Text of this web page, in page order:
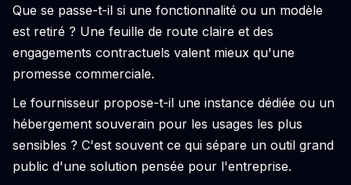
Que se passe-t-il si une fonctionnalité ou un modèle
est retiré ? Une feuille de route claire et des
engagements contractuels valent mieux qu'une
promesse commerciale.
Le fournisseur propose-t-il une instance dédiée ou un
hébergement souverain pour les usages les plus
sensibles ? C'est souvent ce qui sépare un outil grand
public d'une solution pensée pour l'entreprise.